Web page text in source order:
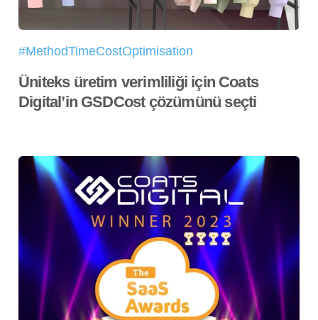
#MethodTimeCostOptimisation
Üniteks üretim verimliliği için Coats
Digital’in GSDCost çözümünü seçti